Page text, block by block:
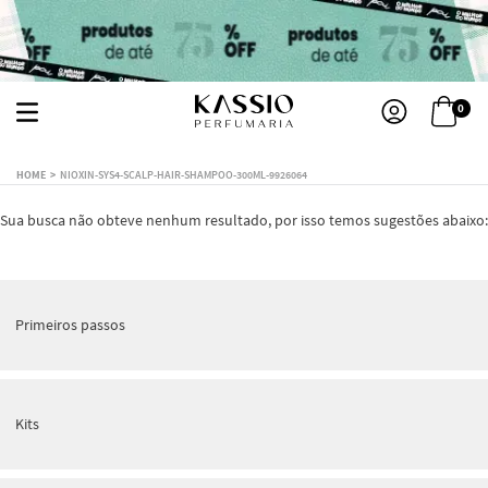
0
NIOXIN-SYS4-SCALP-HAIR-SHAMPOO-300ML-9926064
Sua busca não obteve nenhum resultado, por isso temos sugestões abaixo:
Primeiros passos
Kits